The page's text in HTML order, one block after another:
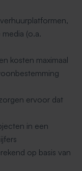
(o.a.
kosten maximaal
ervoor dat
in een
op basis van